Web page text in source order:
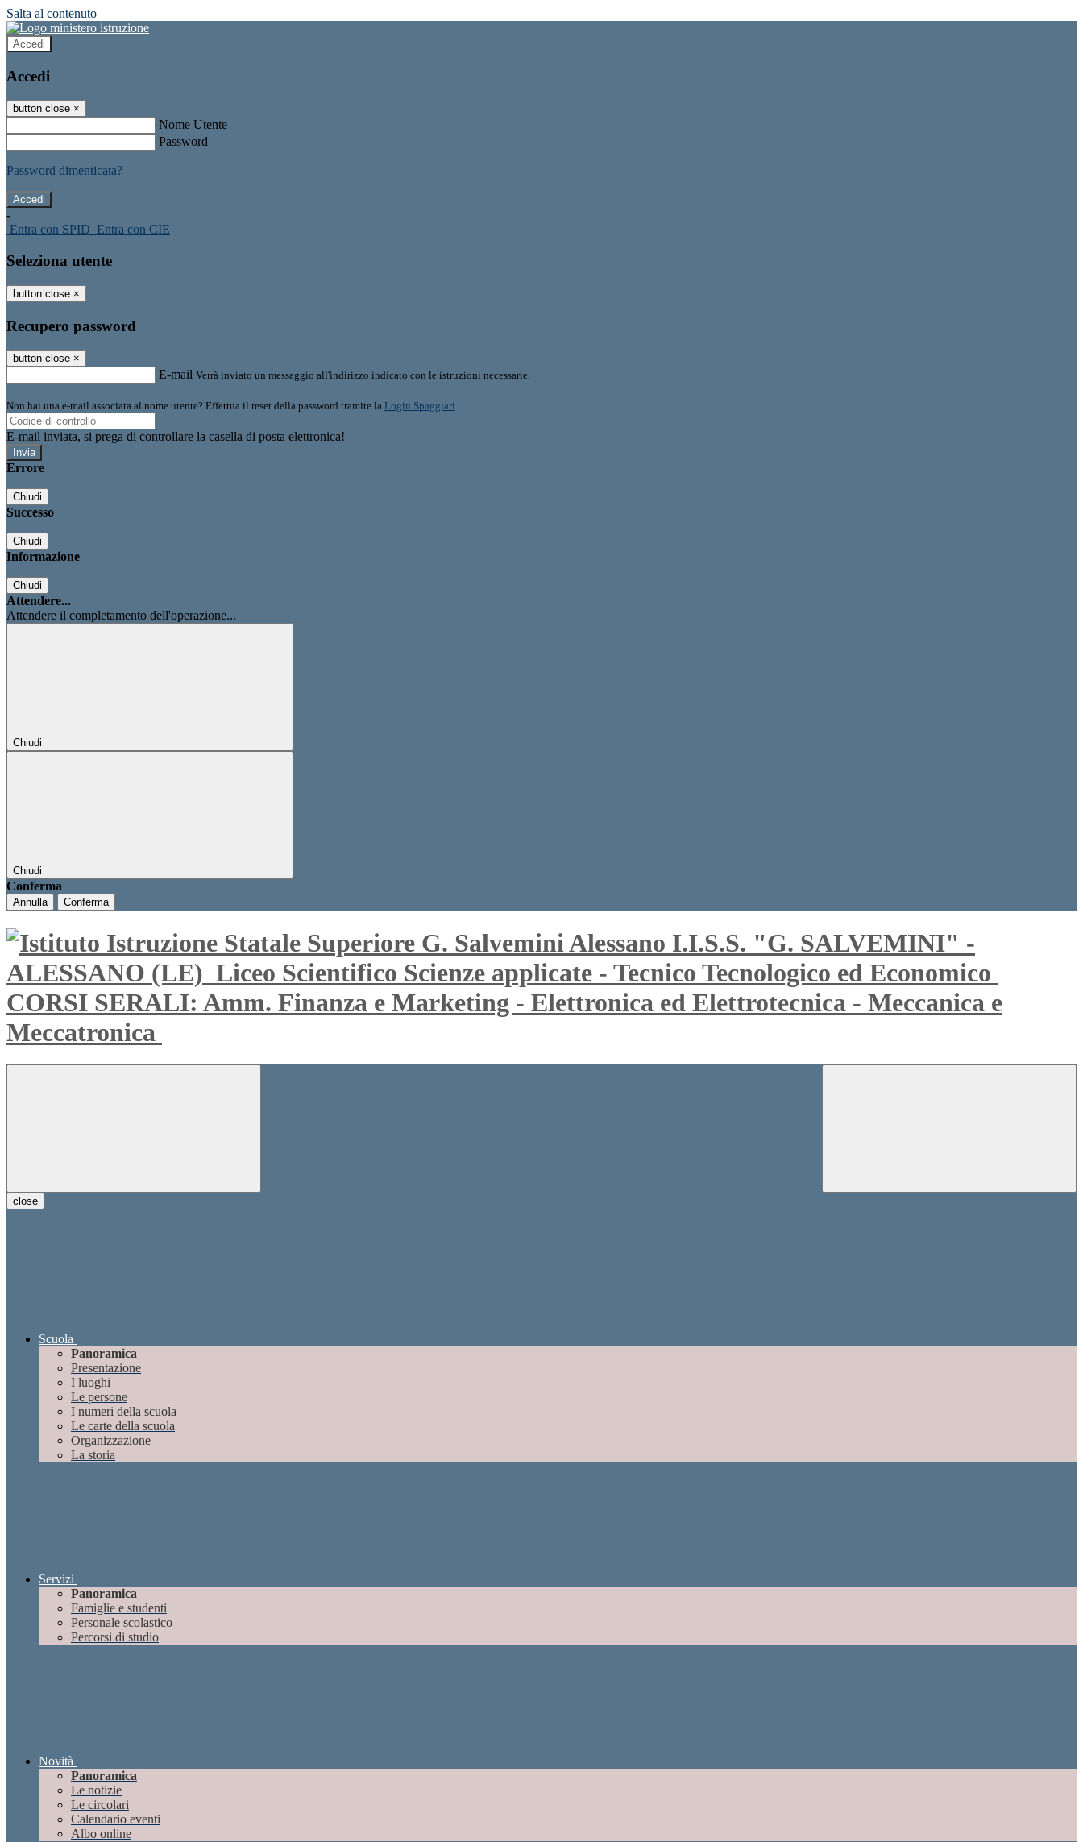
Salta al contenuto
Accedi
Accedi
button close ×
Nome Utente
Password
Password dimenticata?
-
Entra con SPID Entra con CIE
Seleziona utente
button close ×
Recupero password
button close ×
E-mail Verrà inviato un messaggio all'indirizzo indicato con le istruzioni necessarie.
Non hai una e-mail associata al nome utente? Effettua il reset della password tramite la Login Spaggiari
E-mail inviata, si prega di controllare la casella di posta elettronica!
Errore
Chiudi
Successo
Chiudi
Informazione
Chiudi
Attendere...
Attendere il completamento dell'operazione...
Chiudi
Chiudi
Conferma
Annulla Conferma
I.I.S.S. "G. SALVEMINI" -
ALESSANO (LE) Liceo Scientifico Scienze applicate - Tecnico Tecnologico ed Economico
CORSI SERALI: Amm. Finanza e Marketing - Elettronica ed Elettrotecnica - Meccanica e
Meccatronica
close
Scuola
Panoramica
Presentazione
I luoghi
Le persone
I numeri della scuola
Le carte della scuola
Organizzazione
La storia
Servizi
Panoramica
Famiglie e studenti
Personale scolastico
Percorsi di studio
Novità
Panoramica
Le notizie
Le circolari
Calendario eventi
Albo online